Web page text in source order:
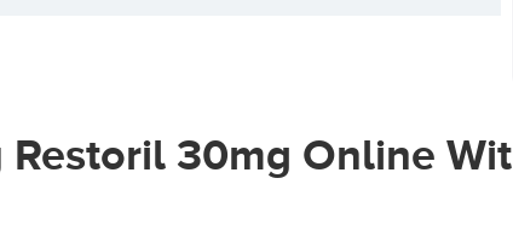
Restoril 30mg Online